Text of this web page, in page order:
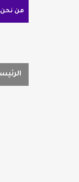
من نحن